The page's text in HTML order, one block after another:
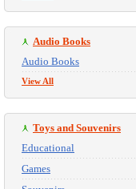
Audio Books
Audio Books
View All
Toys and Souvenirs
Educational
Games